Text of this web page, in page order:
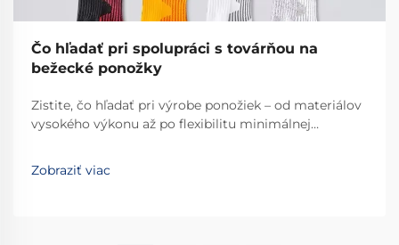
Čo hľadať pri spolupráci s továrňou na
bežecké ponožky
Zistite, čo hľadať pri výrobe ponožiek – od materiálov
vysokého výkonu až po flexibilitu minimálnej
škálovateľnosť a dodržiavanie noriem. Požiadajte dnes
o kontrolný zoznam auditu továrne.
Zobraziť viac